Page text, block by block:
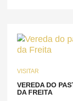
VISITAR
VEREDA DO
DA FREITA